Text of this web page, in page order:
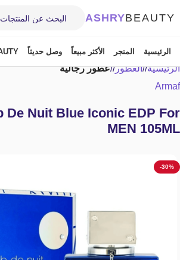
ASHRYBEAUTY
الرئيسية المتجر الأكثر مبيعاً وصل حديثاً
الرئيسية/ العطور/ عطور رجالية
Armaf
De Nuit Blue Iconic EDP For
MEN 105ML
-30%